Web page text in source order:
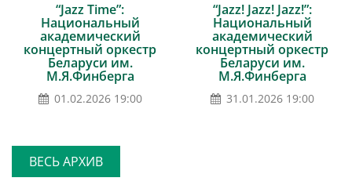
“Jazz Time”:
Национальный
академический
концертный оркестр
Беларуси им.
М.Я.Финберга
01.02.2026 19:00
“Jazz! Jazz! Jazz!”:
Национальный
академический
концертный оркестр
Беларуси им.
М.Я.Финберга
31.01.2026 19:00
ВЕСЬ АРХИВ